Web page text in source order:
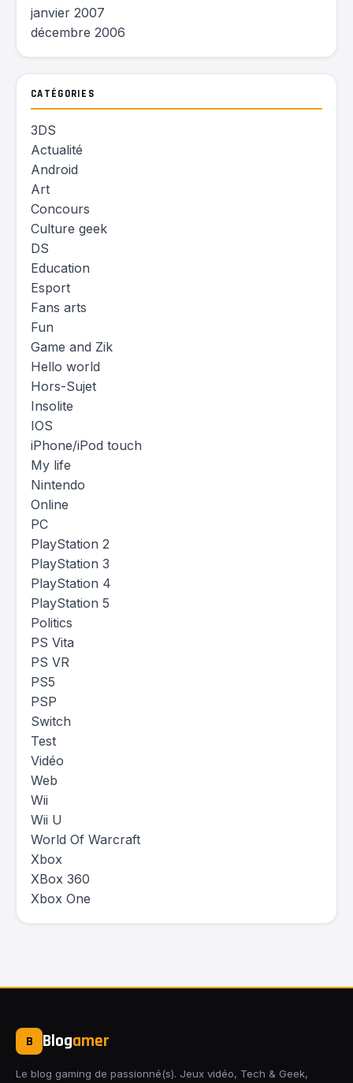
janvier 2007
décembre 2006
CATÉGORIES
3DS
Actualité
Android
Art
Concours
Culture geek
DS
Education
Esport
Fans arts
Fun
Game and Zik
Hello world
Hors-Sujet
Insolite
IOS
iPhone/iPod touch
My life
Nintendo
Online
PC
PlayStation 2
PlayStation 3
PlayStation 4
PlayStation 5
Politics
PS Vita
PS VR
PS5
PSP
Switch
Test
Vidéo
Web
Wii
Wii U
World Of Warcraft
Xbox
XBox 360
Xbox One
B Blogamer
Le blog gaming de passionné(s). Jeux vidéo, Tech & Geek,